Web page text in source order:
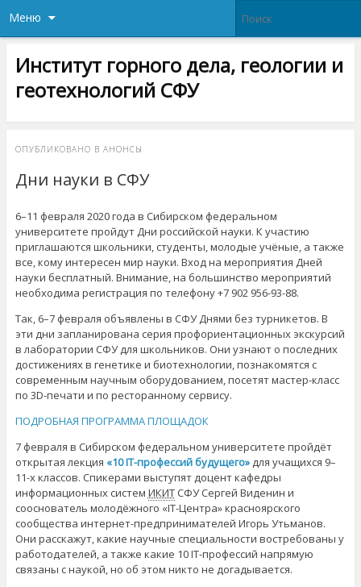
Меню
Институт горного дела, геологии и
геотехнологий СФУ
ОПУБЛИКОВАНО В АНОНСЫ
Дни науки в СФУ
6–11 февраля 2020 года в Сибирском федеральном
университете пройдут Дни российской науки. К участию
приглашаются школьники, студенты, молодые учёные, а также
все, кому интересен мир науки. Вход на мероприятия Дней
науки бесплатный. Внимание, на большинство мероприятий
необходима регистрация по телефону +7 902 956-93-88.
Так, 6–7 февраля объявлены в СФУ Днями без турникетов. В
эти дни запланирована серия профориентационных экскурсий
в лаборатории СФУ для школьников. Они узнают о последних
достижениях в генетике и биотехнологии, познакомятся с
современным научным оборудованием, посетят мастер-класс
по 3D-печати и по ресторанному сервису.
ПОДРОБНАЯ ПРОГРАММА ПЛОЩАДОК
7 февраля в Сибирском федеральном университете пройдёт
открытая лекция «10 IT-профессий будущего»для учащихся 9–
11-х классов. Спикерами выступят доцент кафедры
информационных систем ИКИТСФУ Сергей Виденин и
сооснователь молодёжного «IT-Центра» красноярского
сообщества интернет-предпринимателей Игорь Утьманов.
Они расскажут, какие научные специальности востребованы у
работодателей, а также какие 10 IT-профессий напрямую
связаны с наукой, но об этом никто не догадывается.